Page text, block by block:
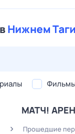
Нижнем
МАТЧ!
Прошедшие